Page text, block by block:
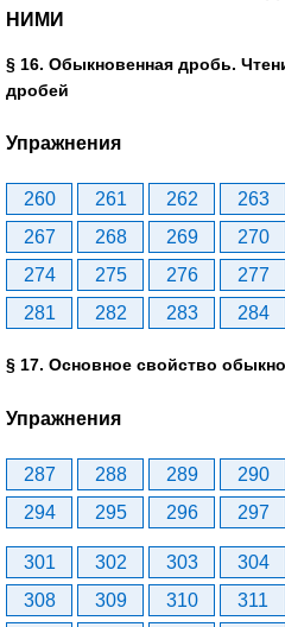
НИМИ
§ 16. Обыкновенная дробь.
дробей
Упражнения
260 261 262 263
267
268 269 270
274
275 276 277
281
282 283 284
§ 17. Основное свойство
Упражнения
287 288 289 290
294
295 296 297
301 302 303 304
308
309 310 311